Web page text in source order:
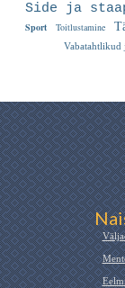
Side ja
Sport Toitlustamine
Vabatahtlikud